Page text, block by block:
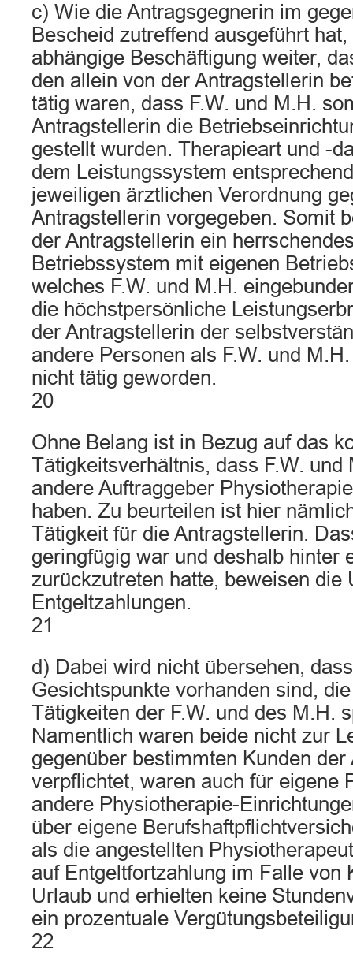
c) Wie die Antragsgegnerin im
Bescheid zutreffend ausgeführt
abhängige Beschäftigung weiter,
den allein von der Antragstellerin
tätig waren, dass F.W. und M.H.
Antragstellerin die
gestellt wurden. Therapieart und -
dem Leistungssystem
jeweiligen ärztlichen Verordnung
Antragstellerin vorgegeben. Somit
der Antragstellerin ein
Betriebssystem mit eigenen
welches F.W. und M.H.
die höchstpersönliche
der Antragstellerin der
andere Personen als F.W. und
nicht tätig geworden.
20
Ohne Belang ist in Bezug auf das
Tätigkeitsverhältnis, dass F.W. und
andere Auftraggeber
haben. Zu beurteilen ist hier
Tätigkeit für die Antragstellerin.
geringfügig war und deshalb hinter
zurückzutreten hatte, beweisen die
Entgeltzahlungen.
21
d) Dabei wird nicht übersehen,
Gesichtspunkte vorhanden sind,
Tätigkeiten der F.W. und des M.H.
Namentlich waren beide nicht zur
gegenüber bestimmten Kunden
verpflichtet, waren auch für eigene
andere Physiotherapie-
über eigene
als die angestellten
auf Entgeltfortzahlung im Falle von
Urlaub und erhielten keine
ein prozentuale
22